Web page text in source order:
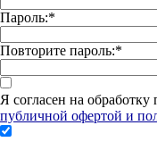
Пароль:*
Повторите пароль:*
Я согласен на
публичной офертой и